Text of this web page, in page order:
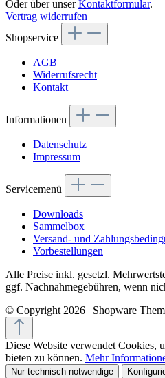
Oder über unserKontaktformular.
Vertrag widerrufen
Shopservice
AGB
Widerrufsrecht
Kontakt
Informationen
Datenschutz
Impressum
Servicemenü
Downloads
Sammelbox
Versand- und
Vorbestellungen
Alle Preise inkl. gesetzl.
ggf. Nachnahmegebühren, wenn
© Copyright 2026 | Shopware
Diese Website verwendet Cookies,
bieten zu können. Mehr
Nur technisch notwendige